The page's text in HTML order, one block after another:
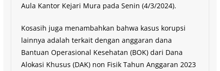
Aula Kantor Kejari Mura pada Senin (4/3/2024).
Kosasih juga menambahkan bahwa kasus korupsi
lainnya adalah terkait dengan anggaran dana
Bantuan Operasional Kesehatan (BOK) dari Dana
Alokasi Khusus (DAK) non Fisik Tahun Anggaran 2023